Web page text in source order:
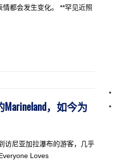
都会发生变化。 **罕见近照
，如今为
访尼亚加拉瀑布的游客，几乎
Loves